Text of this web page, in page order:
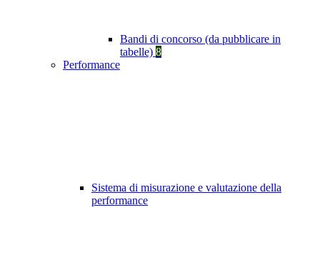
Bandi di concorso (da pubblicare in
tabelle) 8
Performance
Sistema di misurazione e valutazione della
performance